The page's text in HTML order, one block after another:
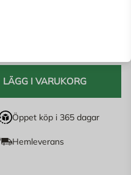
LÄGG I VARUKORG
Öppet köp i 365 dagar
Hemleverans